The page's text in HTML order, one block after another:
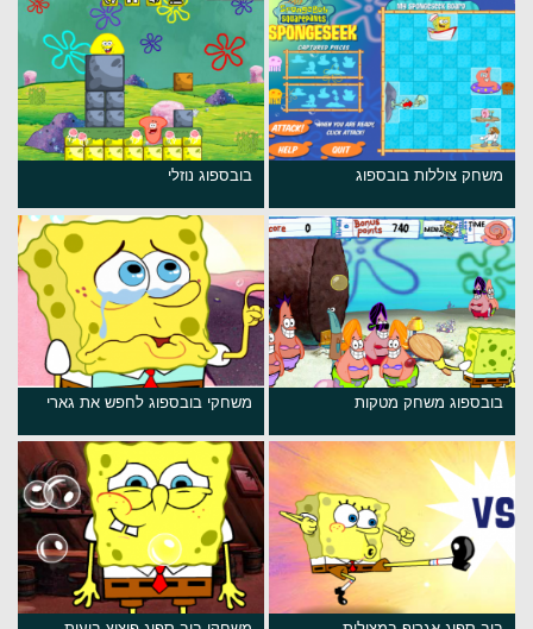
משחק צוללות בובספוג בובספוג נוזלי
בובספוג משחק מטקות משחקי בובספוג לחפש את גארי